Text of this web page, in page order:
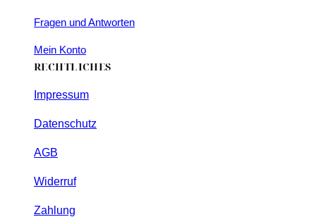
Fragen und Antworten
Mein Konto
RECHTLICHES
Impressum
Datenschutz
AGB
Widerruf
Zahlung